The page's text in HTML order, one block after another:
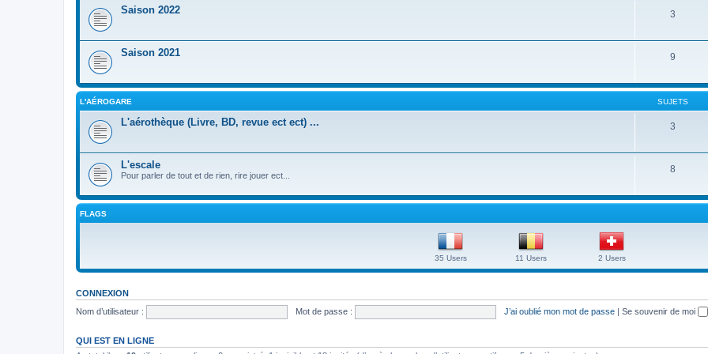
Saison 2022 3
Saison 2021 9
L'AÉROGARE SUJETS
L'aérothèque (Livre, BD, revue ect ect) ... 3
L'escale
Pour parler de tout et de rien, rire jouer ect...
8
FLAGS
35 Users 11 Users 2 Users
CONNEXION
Nom d’utilisateur :
Mot de passe : J’ai oublié mon mot de passe | Se souvenir de moi
QUI EST EN LIGNE